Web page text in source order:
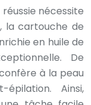
nécessite
la cartouche de
en huile de
De
à la peau
Ainsi,